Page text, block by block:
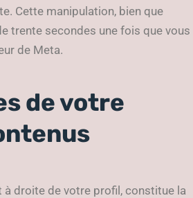
Cette manipulation, bien que
trente secondes une fois que vous
de Meta.
de votre
à droite de votre profil, constitue la